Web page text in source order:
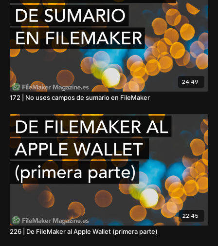
24:49
172 | No uses campos de sumario en FileMaker
22:45
226 | De FileMaker al Apple Wallet (primera parte)